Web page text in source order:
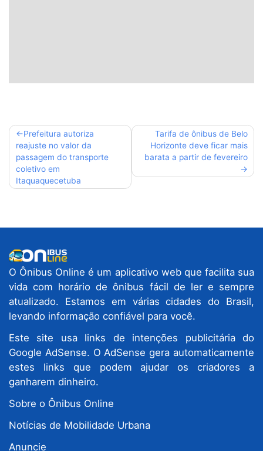
Navegação
de
Post
Prefeitura autoriza
reajuste no valor da
passagem do transporte
coletivo em
Itaquaquecetuba
Tarifa de ônibus de Belo
Horizonte deve ficar mais
barata a partir de fevereiro
O Ônibus Online é um aplicativo web que facilita sua
vida com horário de ônibus fácil de ler e sempre
atualizado. Estamos em várias cidades do Brasil,
levando informação confiável para você.
Este site usa links de intenções publicitária do
Google AdSense. O AdSense gera automaticamente
estes links que podem ajudar os criadores a
ganharem dinheiro.
Sobre o Ônibus Online
Notícias de Mobilidade Urbana
Anuncie